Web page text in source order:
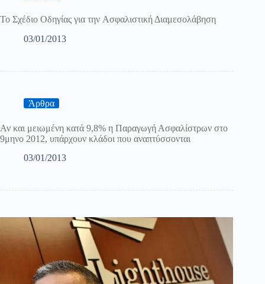
To Σχέδιο Οδηγίας για την Aσφαλιστική Διαμεσολάβηση
03/01/2013
Άρθρα
Αν και μειωμένη κατά 9,8% η Παραγωγή Ασφαλίστρων στο
9μηνο 2012, υπάρχουν κλάδοι που αναπτύσσονται
03/01/2013